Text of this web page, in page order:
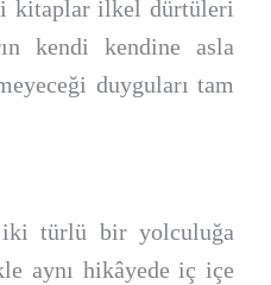
kitaplar ilkel dürtüleri
kendi kendine asla
duyguları tam
türlü bir yolculuğa
aynı hikâyede iç içe